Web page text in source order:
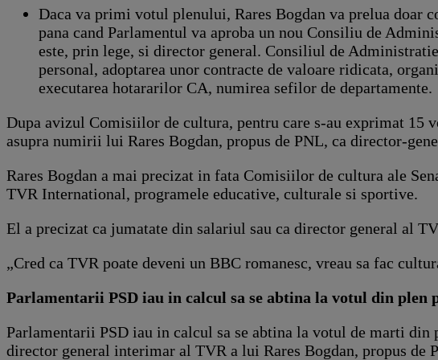
Daca va primi votul plenului, Rares Bogdan va prelua doar
pana cand Parlamentul va aproba un nou Consiliu de
este, prin lege, si director general. Consiliul de
personal, adoptarea unor contracte de valoare ridicata,
executarea hotararilor CA, numirea sefilor de departamente.
Dupa avizul Comisiilor de cultura, pentru care s-au exprimat
asupra numirii lui Rares Bogdan, propus de PNL, ca director-
Rares Bogdan a mai precizat in fata Comisiilor de cultura ale
TVR International, programele educative, culturale si sportive.
El a precizat ca jumatate din salariul sau ca director general al
„Cred ca TVR poate deveni un BBC romanesc, vreau sa fac
Parlamentarii PSD iau in calcul sa se abtina la votul din plen
Parlamentarii PSD iau in calcul sa se abtina la votul de marti
director general interimar al TVR a lui Rares Bogdan, propus de